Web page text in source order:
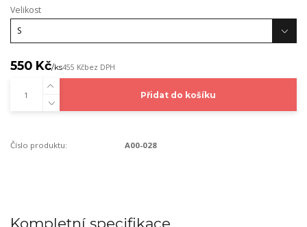
Velikost
550 Kč/ks455 Kčbez DPH
Přidat do košíku
Číslo produktu: A00-028
Kompletní specifikace